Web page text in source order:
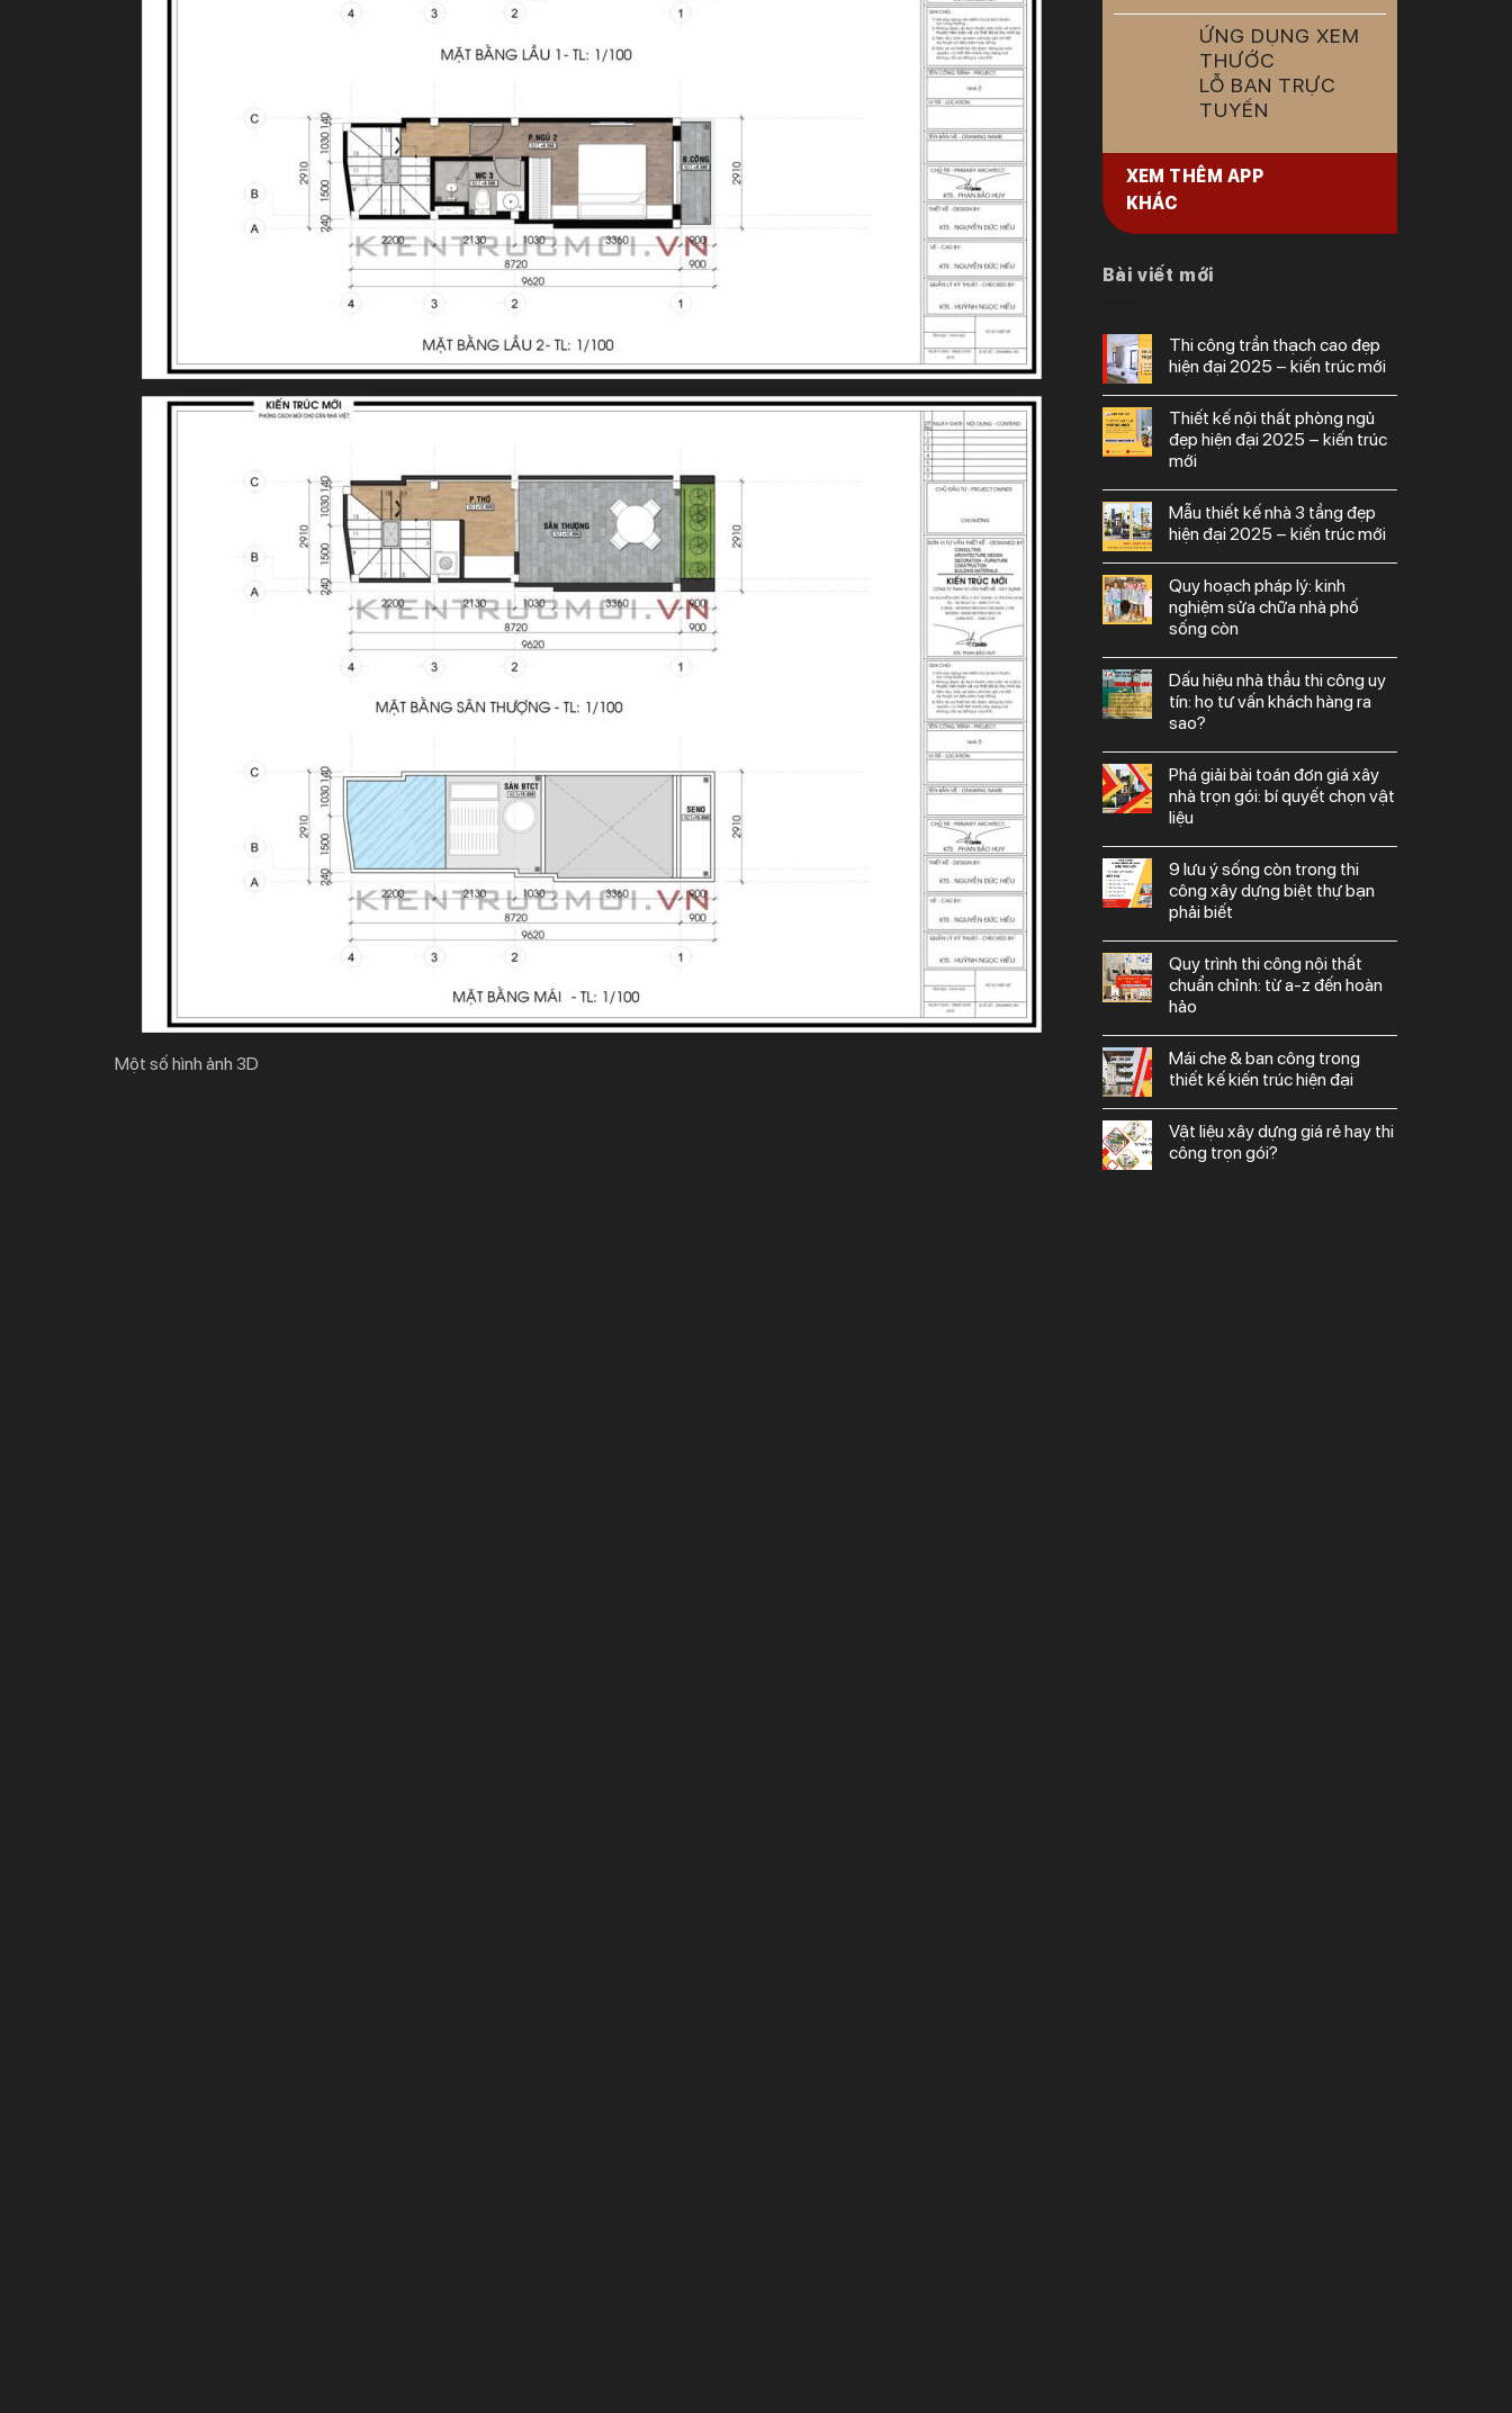
Một số hình ảnh 3D
ỨNG DỤNG XEM
THƯỚC
LỖ BAN TRỰC
TUYẾN
XEM THÊM APP
KHÁC
Bài viết mới
thi công trần thạch cao đẹp
hiện đại 2025 – kiến trúc mới
thiết kế nội thất phòng ngủ
đẹp hiện đại 2025 – kiến trúc
mới
mẫu thiết kế nhà 3 tầng đẹp
hiện đại 2025 – kiến trúc mới
quy hoạch pháp lý: kinh
nghiệm sửa chữa nhà phố
sống còn
dấu hiệu nhà thầu thi công uy
tín: họ tư vấn khách hàng ra
sao?
phá giải bài toán đơn giá xây
nhà trọn gói: bí quyết chọn vật
liệu
9 lưu ý sống còn trong thi
công xây dựng biệt thự bạn
phải biết
quy trình thi công nội thất
chuẩn chỉnh: từ a-z đến hoàn
hảo
mái che & ban công trong
thiết kế kiến trúc hiện đại
vật liệu xây dựng giá rẻ hay thi
công trọn gói?